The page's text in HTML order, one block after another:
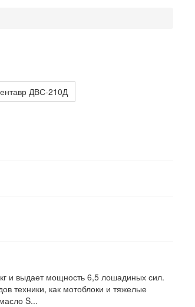
ДВС-210Д
и выдает мощность 6,5 лошадиных сил.
техники, как мотоблоки и тяжелые
S...